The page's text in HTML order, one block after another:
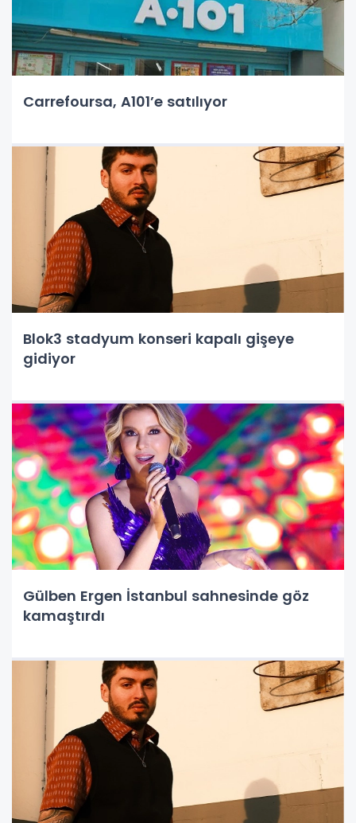
Carrefoursa, A101’e satılıyor
Blok3 stadyum konseri kapalı gişeye
gidiyor
Gülben Ergen İstanbul sahnesinde göz
kamaştırdı